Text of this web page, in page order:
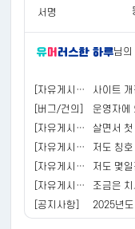
서명
님의
[자유게시판] 사이트
[버그/건의]
[자유게시판]
살면서
[자유게시판]
저도 칭
[자유게시판]
저도 몇
[자유게시판]
조금은
[공지사항]